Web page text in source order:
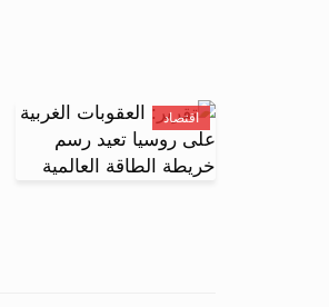
اقتصاد